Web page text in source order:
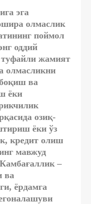
эга
олмаслик
поймол
оддий
жамият
олмасликни
ва
ёки
озиқ-
ёки ўз
кредит олиш
мавжуд
–
ва
ёрдамга